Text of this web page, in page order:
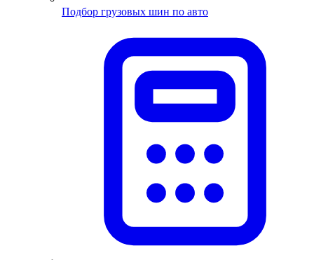
Подбор грузовых шин по авто